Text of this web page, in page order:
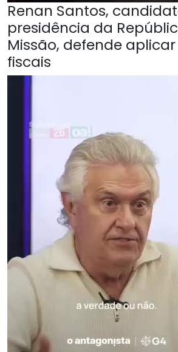
Renan Santos,
presidência da
Missão, defende
fiscais